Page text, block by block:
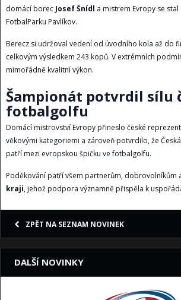
domácí borec Josef Šnídl a mistrem Evropy se stal
FotbalParku Pavlíkov.
Berecz si udržoval vedení od úvodního kola až do
celkovým výsledkem 243 kopů. V extrémních
mimořádně kvalitní výkon.
Šampionát potvrdil sílu
fotbalgolfu
Domácí mistrovství Evropy přineslo české
věkovými kategoriemi a zároveň potvrdilo, že
patří mezi evropskou špičku ve fotbalgolfu.
Poděkování patří všem partnerům, dobrovolníkům
kraji, jehož podpora významně přispěla k
ZPĚT NA SEZNAM NOVINEK
DALŠÍ NOVINKY